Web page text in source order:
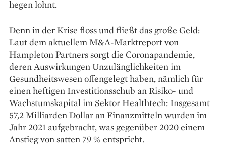
hegen lohnt.
Denn in der Krise floss und fließt das große Geld:
Laut dem aktuellem M&A-Marktreport von
Hampleton Partners sorgt die Coronapandemie,
deren Auswirkungen Unzulänglichkeiten im
Gesundheitswesen offengelegt haben, nämlich für
einen heftigen Investitionsschub an Risiko- und
Wachstumskapital im Sektor Healthtech: Insgesamt
57,2 Milliarden Dollar an Finanzmitteln wurden im
Jahr 2021 aufgebracht, was gegenüber 2020 einem
Anstieg von satten 79 % entspricht.